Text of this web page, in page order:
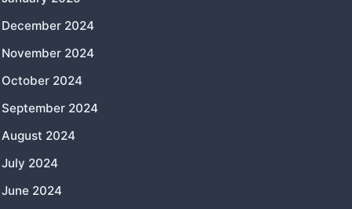
December 2024
November 2024
October 2024
September 2024
August 2024
July 2024
June 2024